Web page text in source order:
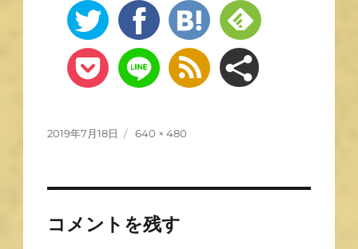
2019年7月18日 640 × 480
コメントを残す